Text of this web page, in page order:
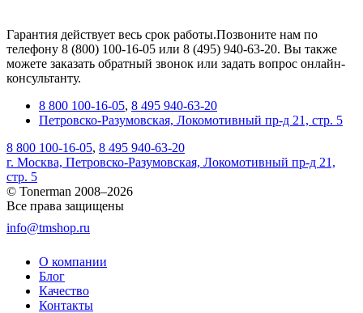
Гарантия действует весь срок работы.Позвоните нам по
телефону 8 (800) 100-16-05 или 8 (495) 940-63-20. Вы также
можете заказать обратный звонок или задать вопрос онлайн-
консультанту.
8 800 100-16-05, 8 495 940-63-20
Петровско-Разумовская, Локомотивный пр-д 21, стр. 5
8 800 100-16-05, 8 495 940-63-20
г. Москва, Петровско-Разумовская, Локомотивный пр-д 21,
стр. 5
© Tonerman 2008–2026
Все права защищены
info@tmshop.ru
О компании
Блог
Качество
Контакты